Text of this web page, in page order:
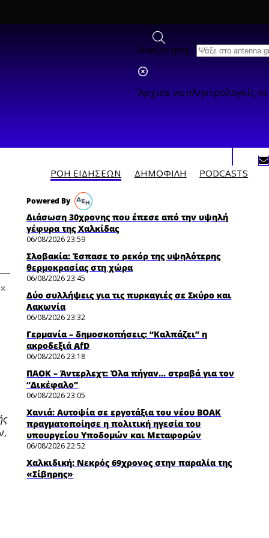
Αναζήτηση...
Άρχισε να πληκτρολογείς
ΡΟΗ ΕΙΔΗΣΕΩΝ ΔΗΜΟΦΙΛH PODCASTS
Διάσωση 30χρονης που έπεσε από την υψηλή
γέφυρα της Χαλκίδας
06/08/2026 23:59
Σλοβακία: Έσπασε το ρεκόρ της υψηλότερης
θερμοκρασίας στη χώρα
06/08/2026 23:45
Δύο συλλήψεις για τις πυρκαγιές σε Σκύρο και
Λακωνία
06/08/2026 23:32
Γερμανία – δημοσκοπήσεις: “Καλπάζει” η
ακροδεξιά AfD
06/08/2026 23:18
ΠΑΟΚ – Άντερλεχτ: Όλα πήγαν… στραβά για τον
“Δικέφαλο”
06/08/2026 23:05
Χανιά: Αυτοψία σε εργοτάξια του νέου ΒΟΑΚ
πραγματοποίησε η πολιτική ηγεσία του
υπουργείου Υποδομών και Μεταφορών
06/08/2026 22:52
Χαλκιδική: Νεκρός 69χρονος στην παραλία της
«Σίβηρης»